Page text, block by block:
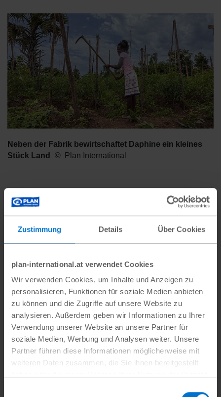
Zustimmung Details Über Cookies
plan-international.at verwendet Cookies
Wir verwenden Cookies, um Inhalte und Anzeigen zu
personalisieren, Funktionen für soziale Medien anbieten
zu können und die Zugriffe auf unsere Website zu
analysieren. Außerdem geben wir Informationen zu Ihrer
Verwendung unserer Website an unsere Partner für
soziale Medien, Werbung und Analysen weiter. Unsere
Partner führen diese Informationen möglicherweise mit
weiteren Daten zusammen, die Sie ihnen bereitgestellt
Neben der Fabrik bewirtschaftet Daphine ein kleines
Stück Land
Plan International
Ein Job, der Türen öffnet
Die Werkstatt ist mehr als nur ein Arbeitsplatz
– für Daphine selbst wurde sie zu einem
Wendepunkt. Sie hatte ihr Studium bereits
begonnen, musste es jedoch abbrechen, weil
ihre Familie die Studiengebühren nicht
aufbringen konnte. Durch das Einkommen aus
der Fabrik konnte sie zurück an die Universität
kehren und schließlich ihren Abschluss in
Buchhaltung und Finanzen machen.